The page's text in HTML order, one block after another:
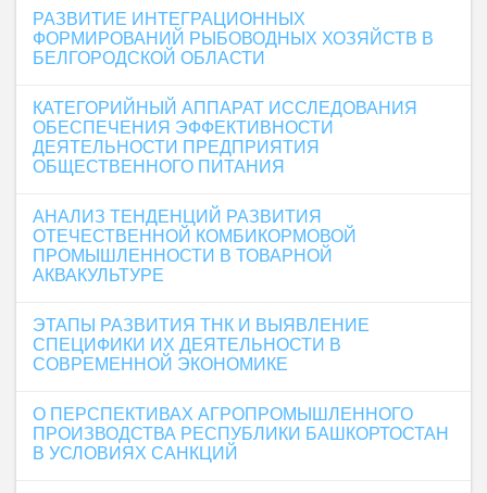
РАЗВИТИЕ ИНТЕГРАЦИОННЫХ
ФОРМИРОВАНИЙ РЫБОВОДНЫХ ХОЗЯЙСТВ В
БЕЛГОРОДСКОЙ ОБЛАСТИ
КАТЕГОРИЙНЫЙ АППАРАТ ИССЛЕДОВАНИЯ
ОБЕСПЕЧЕНИЯ ЭФФЕКТИВНОСТИ
ДЕЯТЕЛЬНОСТИ ПРЕДПРИЯТИЯ
ОБЩЕСТВЕННОГО ПИТАНИЯ
АНАЛИЗ ТЕНДЕНЦИЙ РАЗВИТИЯ
ОТЕЧЕСТВЕННОЙ КОМБИКОРМОВОЙ
ПРОМЫШЛЕННОСТИ В ТОВАРНОЙ
АКВАКУЛЬТУРЕ
ЭТАПЫ РАЗВИТИЯ ТНК И ВЫЯВЛЕНИЕ
СПЕЦИФИКИ ИХ ДЕЯТЕЛЬНОСТИ В
СОВРЕМЕННОЙ ЭКОНОМИКЕ
О ПЕРСПЕКТИВАХ АГРОПРОМЫШЛЕННОГО
ПРОИЗВОДСТВА РЕСПУБЛИКИ БАШКОРТОСТАН
В УСЛОВИЯХ САНКЦИЙ